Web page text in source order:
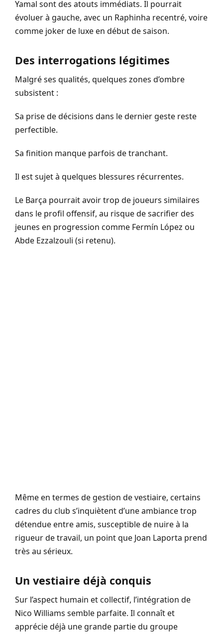
Yamal sont des atouts immédiats. Il pourrait
évoluer à gauche, avec un Raphinha recentré, voire
comme joker de luxe en début de saison.
Des interrogations légitimes
Malgré ses qualités, quelques zones d’ombre
subsistent :
Sa prise de décisions dans le dernier geste reste
perfectible.
Sa finition manque parfois de tranchant.
Il est sujet à quelques blessures récurrentes.
Le Barça pourrait avoir trop de joueurs similaires
dans le profil offensif, au risque de sacrifier des
jeunes en progression comme Fermín López ou
Abde Ezzalzouli (si retenu).
Même en termes de gestion de vestiaire, certains
cadres du club s’inquiètent d’une ambiance trop
détendue entre amis, susceptible de nuire à la
rigueur de travail, un point que Joan Laporta prend
très au sérieux.
Un vestiaire déjà conquis
Sur l’aspect humain et collectif, l’intégration de
Nico Williams semble parfaite. Il connaît et
apprécie déjà une grande partie du groupe